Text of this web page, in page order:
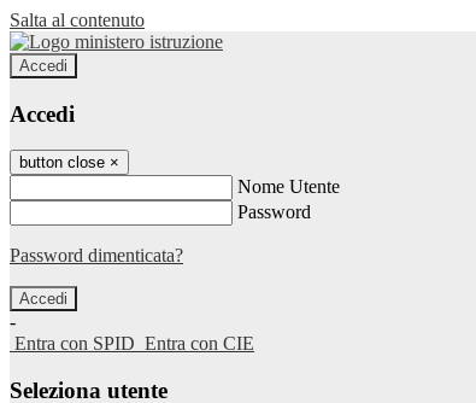
Salta al contenuto
Accedi
Accedi
button close ×
Nome Utente
Password
Password dimenticata?
-
Entra con SPID Entra con CIE
Seleziona utente